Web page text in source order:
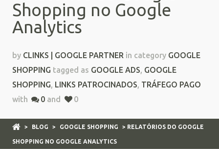
Shopping no Google
Analytics
by CLINKS | GOOGLE PARTNER in category GOOGLE
SHOPPING tagged as GOOGLE ADS, GOOGLE
SHOPPING, LINKS PATROCINADOS, TRÁFEGO PAGO
with
0 and 0
> BLOG > GOOGLE SHOPPING > RELATÓRIOS DO GOOGLE
SHOPPING NO GOOGLE ANALYTICS